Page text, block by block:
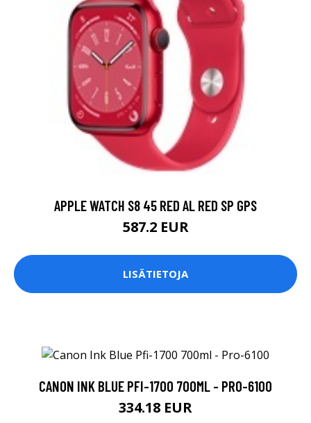
APPLE WATCH S8 45 RED AL RED SP GPS
587.2 EUR
LISÄTIETOJA
CANON INK BLUE PFI-1700 700ML - PRO-6100
334.18 EUR